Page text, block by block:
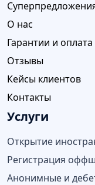
О нас
Гарантии и оплата
Отзывы
Кейсы клиентов
Контакты
Услуги
Открытие
Регистрация
Анонимные и